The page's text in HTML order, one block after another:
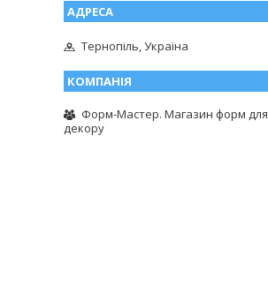
Тернопіль, Україна
Форм-Мастер. Магазин форм для
декору